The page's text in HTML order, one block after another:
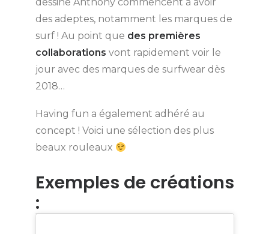
des adeptes, notamment les marques de
surf ! Au point que des premières
collaborations vont rapidement voir le
jour avec des marques de surfwear dès
2018…
Having fun a également adhéré au
concept ! Voici une sélection des plus
beaux rouleaux
Exemples de créations
: